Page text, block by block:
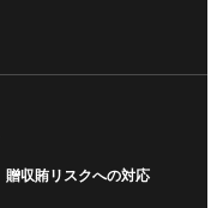
贈収賄リスクへの対応